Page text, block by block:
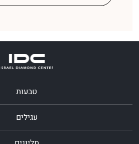
טבעות
עגילים